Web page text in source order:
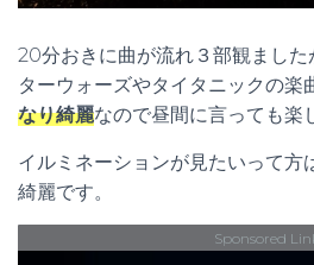
20分おきに曲が流れ３部観ました
ターウォーズやタイタニックの楽
なり綺麗なので昼間に言っても楽
イルミネーションが見たいって方
綺麗です。
Sponsored